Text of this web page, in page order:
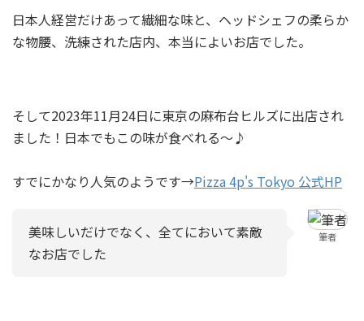
日本人経営だけあって繊細な味と、ヘッドシェフの柔らか
な物腰、洗練された店内、本当によいお店でした。
そして2023年11月24日に東京の麻布台ヒルズに出店され
ました！日本でもこの味が食べれる～♪
すでにかなり人気のようです→Pizza 4p's Tokyo 公式HP
美味しいだけでなく、全てにおいて素敵
なお店でした
筆者